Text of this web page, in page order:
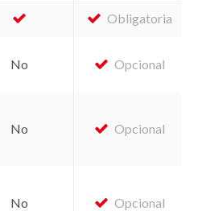
Obligatoria
No Opcional
No Opcional
No Opcional